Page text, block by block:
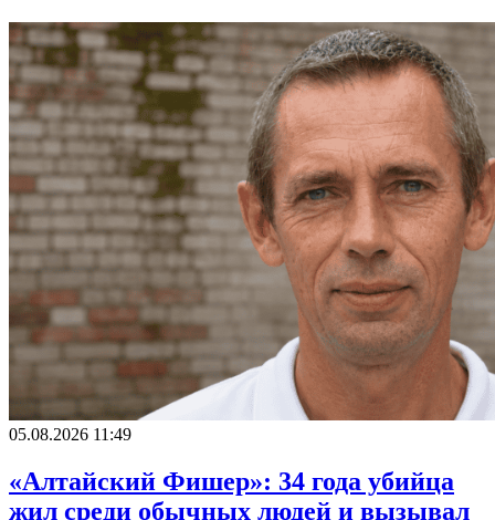
05.08.2026 11:49
«Алтайский Фишер»: 34 года убийца
жил среди обычных людей и вызывал